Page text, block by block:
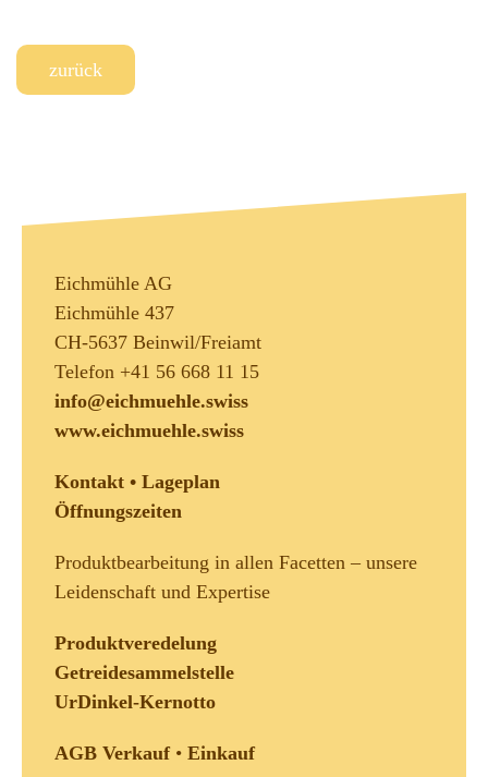
zurück
Eichmühle AG
Eichmühle 437
CH-5637 Beinwil/Freiamt
Telefon +41 56 668 11 15
info@eichmuehle.swiss
www.eichmuehle.swiss
Kontakt • Lageplan
Öffnungszeiten
Produktbearbeitung in allen Facetten – unsere
Leidenschaft und Expertise
Produktveredelung
Getreidesammelstelle
UrDinkel-Kernotto
AGB Verkauf• Einkauf